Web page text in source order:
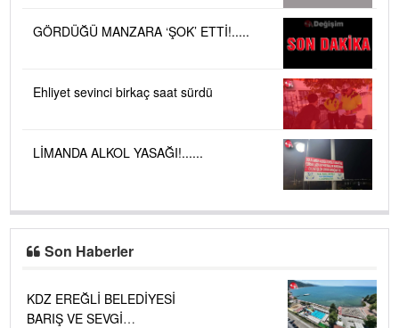
GÖRDÜĞÜ MANZARA ‘ŞOK’ ETTİ!.....
Ehliyet sevinci birkaç saat sürdü
LİMANDA ALKOL YASAĞI!......
Son Haberler
KDZ EREĞLİ BELEDİYESİ
BARIŞ VE SEVGİ